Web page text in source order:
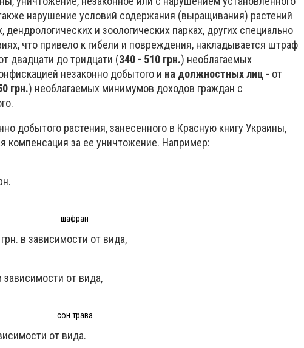
нарушение условий содержания (выращивания) растений
дендрологических и зоологических парках, других специально
что привело к гибели и повреждения, накладывается штраф
двадцати до тридцати (340 - 510 грн.) необлагаемых
незаконно добытого и на должностных лиц - от
грн.) необлагаемых минимумов доходов граждан с
добытого растения, занесенного в Красную книгу Украины,
компенсация за ее уничтожение. Например:
шафран
в зависимости от вида,
от вида,
сон трава
от вида.